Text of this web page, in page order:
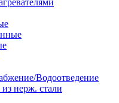
Водоотведение
нерж. стали